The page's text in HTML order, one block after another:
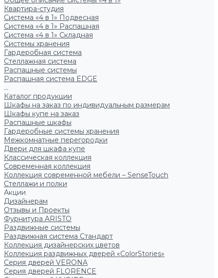
Квартира-студия
Система «4 в 1» Подвесная
Система «4 в 1» Распашная
Система «4 в 1» Складная
Системы хранения
Гардеробная система
Стеллажная система
Распашные системы
Распашная система EDGE
...
Каталог продукции
Шкафы на заказ по индивидуальным размерам
Шкафы купе на заказ
Распашные шкафы
Гардеробные системы хранения
Межкомнатные перегородки
Двери для шкафа купе
Классическая коллекция
Современная коллекция
Коллекция современной мебели – SenseTouch
Стеллажи и полки
Акции
Дизайнерам
Отзывы и Проекты
Фурнитура ARISTO
Раздвижные системы
Раздвижная система Стандарт
Коллекция дизайнерских цветов
Коллекция раздвижных дверей «ColorStories»
Серия дверей VERONA
Серия дверей FLORENCE